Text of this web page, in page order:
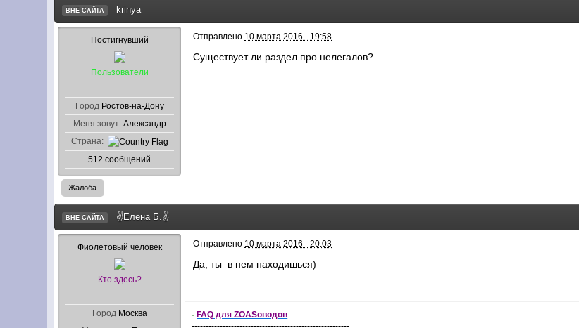
ВНЕ САЙТА krinya
Постигнувший
Пользователи
Город Ростов-на-Дону
Меня зовут: Александр
Страна:
512 сообщений
Отправлено 10 марта 2016 - 19:58
Существует ли раздел про нелегалов?
Жалоба
ВНЕ САЙТА ✌Елена Б.✌
Фиолетовый человек
Кто здесь?
Город Москва
Отправлено 10 марта 2016 - 20:03
Да, ты в нем находишься)
- FAQ для ZOASоводов
--------------------------------------------------------